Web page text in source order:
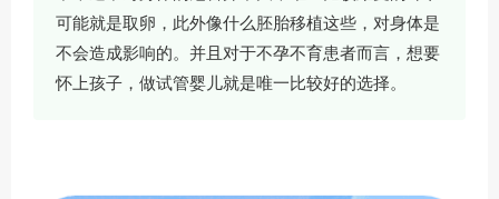
可能就是取卵，此外像什么胚胎移植这些，对身体是
不会造成影响的。并且对于不孕不育患者而言，想要
怀上孩子，做试管婴儿就是唯一比较好的选择。